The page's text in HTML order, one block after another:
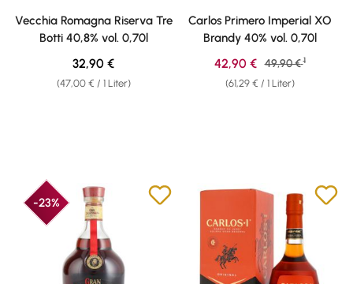
Durchschnittliche Bewertung von 5 von 5 Sternen
Vecchia Romagna Riserva Tre
Botti 40,8% vol. 0,70l
(47,00 € / 1 Liter)
Regulärer Preis:
32,90 €
Durchschnittliche Bewertung
Carlos Primero Imperial XO
Brandy 40% vol. 0,70l
(61,29 € / 1 Liter)
Verkaufspreis:
42,90 € Regulärer Preis:
49,90 € 1
-23%